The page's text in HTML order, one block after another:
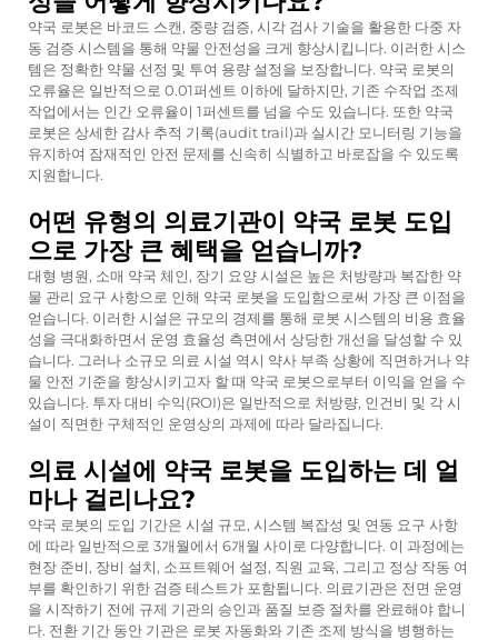
약국 로봇은 바코드 스캔, 중량 검증, 시각 검사 기술을 활용한 다중 자
동 검증 시스템을 통해 약물 안전성을 크게 향상시킵니다. 이러한 시스
템은 정확한 약물 선정 및 투여 용량 설정을 보장합니다. 약국 로봇의
오류율은 일반적으로 0.01퍼센트 이하에 달하지만, 기존 수작업 조제
작업에서는 인간 오류율이 1퍼센트를 넘을 수도 있습니다. 또한 약국
로봇은 상세한 감사 추적 기록(audit trail)과 실시간 모니터링 기능을
유지하여 잠재적인 안전 문제를 신속히 식별하고 바로잡을 수 있도록
지원합니다.
어떤 유형의 의료기관이 약국 로봇 도입
으로 가장 큰 혜택을 얻습니까?
대형 병원, 소매 약국 체인, 장기 요양 시설은 높은 처방량과 복잡한 약
물 관리 요구 사항으로 인해 약국 로봇을 도입함으로써 가장 큰 이점을
얻습니다. 이러한 시설은 규모의 경제를 통해 로봇 시스템의 비용 효율
성을 극대화하면서 운영 효율성 측면에서 상당한 개선을 달성할 수 있
습니다. 그러나 소규모 의료 시설 역시 약사 부족 상황에 직면하거나 약
물 안전 기준을 향상시키고자 할 때 약국 로봇으로부터 이익을 얻을 수
있습니다. 투자 대비 수익(ROI)은 일반적으로 처방량, 인건비 및 각 시
설이 직면한 구체적인 운영상의 과제에 따라 달라집니다.
의료 시설에 약국 로봇을 도입하는 데 얼
마나 걸리나요?
약국 로봇의 도입 기간은 시설 규모, 시스템 복잡성 및 연동 요구 사항
에 따라 일반적으로 3개월에서 6개월 사이로 다양합니다. 이 과정에는
현장 준비, 장비 설치, 소프트웨어 설정, 직원 교육, 그리고 정상 작동 여
부를 확인하기 위한 검증 테스트가 포함됩니다. 의료기관은 전면 운영
을 시작하기 전에 규제 기관의 승인과 품질 보증 절차를 완료해야 합니
다. 전환 기간 동안 기관은 로봇 자동화와 기존 조제 방식을 병행하는